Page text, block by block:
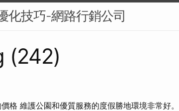
化技巧-網路行銷公司
(242)
格 維護公園和優質服務的度假勝地環境非常好。